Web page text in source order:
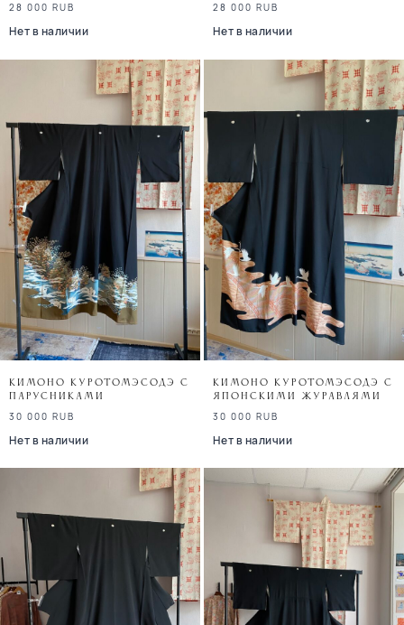
28 000 RUB
Нет в наличии
28 000 RUB
Нет в наличии
Кимоно куротомэсодэ с
парусниками
30 000 RUB
Нет в наличии
Кимоно куротомэсодэ с
японскими журавлями
30 000 RUB
Нет в наличии